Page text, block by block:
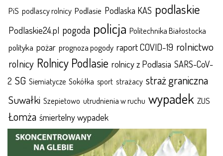
PiS podlascy rolnicy Podlasie Podlaska KAS podlaskie
Podlaskie24.pl pogoda policja Politechnika Białostocka
polityka pożar prognoza pogody raport COVID-19 rolnictwo
rolnicy Rolnicy Podlasie rolnicy z Podlasia SARS-CoV-
2 SG Siemiatycze Sokółka sport strażacy straż graniczna
Suwałki Szepietowo utrudnienia w ruchu wypadek ZUS
Łomża śmiertelny wypadek